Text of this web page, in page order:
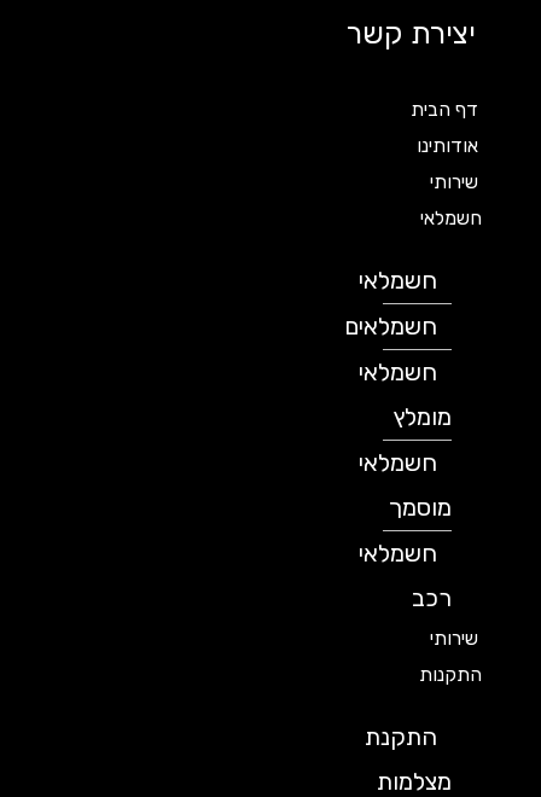
יצירת קשר
דף הבית
אודותינו
שירותי
חשמלאי
חשמלאי
חשמלאים
חשמלאי
מומלץ
חשמלאי
מוסמך
חשמלאי
שירותי
התקנות
התקנת
מצלמות